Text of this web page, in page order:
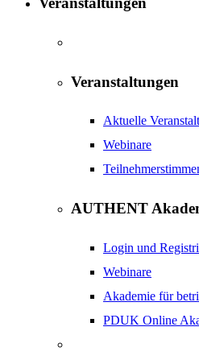
Veranstaltungen
Aktuelle
Webinare
AUTHENT
Login und
Webinare
Akademie für
PDUK Online